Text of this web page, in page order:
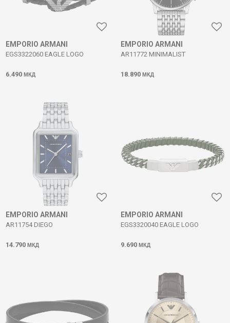
EMPORIO ARMANI
EGS3322060 EAGLE LOGO
6.490 МКД
EMPORIO ARMANI
AR11772 MINIMALIST
18.890 МКД
EMPORIO ARMANI
AR11754 DIEGO
14.790 МКД
EMPORIO ARMANI
EGS3320040 EAGLE LOGO
9.690 МКД